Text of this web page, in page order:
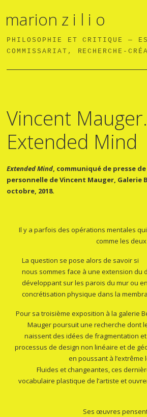
marion z i l i o
PHILOSOPHIE ET CRITIQUE —
COMMISSARIAT, RECHERCHE-
Vincent Mauger.
Extended Mind
Extended Mind, communiqué de presse
personnelle de Vincent Mauger, Galerie
octobre, 2018.
Il y a parfois des opérations mentales
comme les
La question se pose alors de savoir si
nous sommes face à une extension du
développant sur les parois du mur ou
concrétisation physique dans la
Pour sa troisième exposition à la galerie
Mauger poursuit une recherche dont
naissent des idées de fragmentation
processus de design non linéaire et de
en poussant à l’extrême
Fluides et changeantes, ces
vocabulaire plastique de l’artiste et
Ses œuvres